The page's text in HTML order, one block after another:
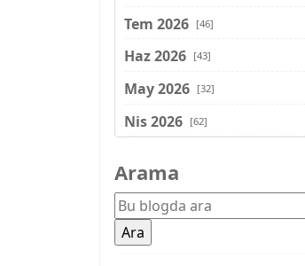
Tem 2026 [46]
Haz 2026 [43]
May 2026 [32]
Nis 2026 [62]
Şub 2026
Oca 2026 [72]
Ara 2025
Arama